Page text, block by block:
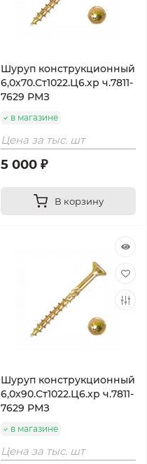
Шуруп конструкционный
6,0х70.Ст1022.Ц6.хр ч.7811-
7629 РМЗ
в магазине
Цена за тыс. шт
5 000 ₽
В корзину
Шуруп конструкционный
6,0х90.Ст1022.Ц6.хр ч.7811-
7629 РМЗ
в магазине
Цена за тыс. шт